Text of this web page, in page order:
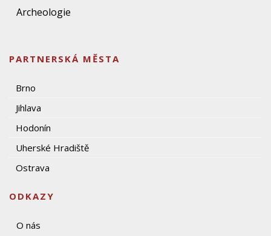
Archeologie
PARTNERSKÁ MĚSTA
Brno
Jihlava
Hodonín
Uherské Hradiště
Ostrava
ODKAZY
O nás